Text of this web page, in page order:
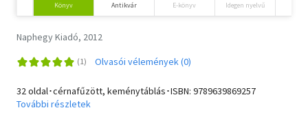
Könyv Antikvár E-könyv Idegen nyelvű
Naphegy Kiadó, 2012
Olvasói vélemények (0)
32 oldal･cérnafűzött, keménytáblás･ISBN: 9789639869257
További részletek